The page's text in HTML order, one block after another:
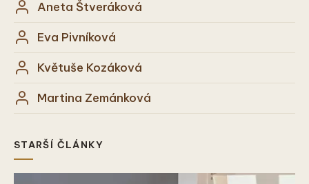
Aneta Štveráková
Eva Pivníková
Květuše Kozáková
Martina Zemánková
STARŠÍ ČLÁNKY